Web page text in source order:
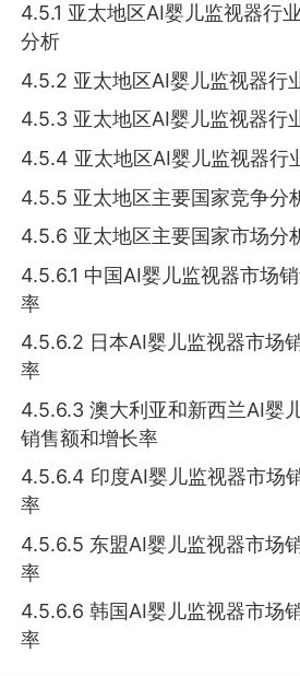
4.5.1 亚太地区AI婴儿监视器行
分析
4.5.2 亚太地区AI婴儿监视器行
4.5.3 亚太地区AI婴儿监视器行
4.5.4 亚太地区AI婴儿监视器行
4.5.5 亚太地区主要国家竞争分
4.5.6 亚太地区主要国家市场分
4.5.6.1 中国AI婴儿监视器市场
率
4.5.6.2 日本AI婴儿监视器市场
率
4.5.6.3 澳大利亚和新西兰AI婴
销售额和增长率
4.5.6.4 印度AI婴儿监视器市场
率
4.5.6.5 东盟AI婴儿监视器市场
率
4.5.6.6 韩国AI婴儿监视器市场
率